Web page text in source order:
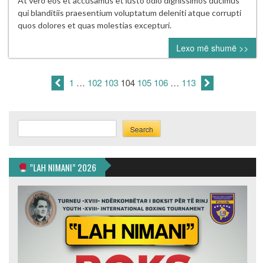
teams
could
use
veteran
catcher
Matt
qui blanditiis praesentium voluptatum deleniti atque corrupti
quos dolores et quas molestias excepturi.
Lexo më shumë >>
1 … 102 103 104 105 106 … 113
Search Search
”LAH NIMANI” 2026